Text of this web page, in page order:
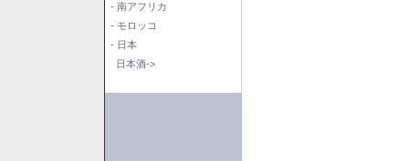
- 南アフリカ
- モロッコ
- 日本
日本酒->